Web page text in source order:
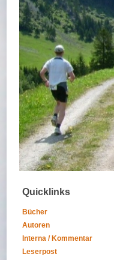
Quicklinks
Bücher
Autoren
Interna / Kommentar
Leserpost